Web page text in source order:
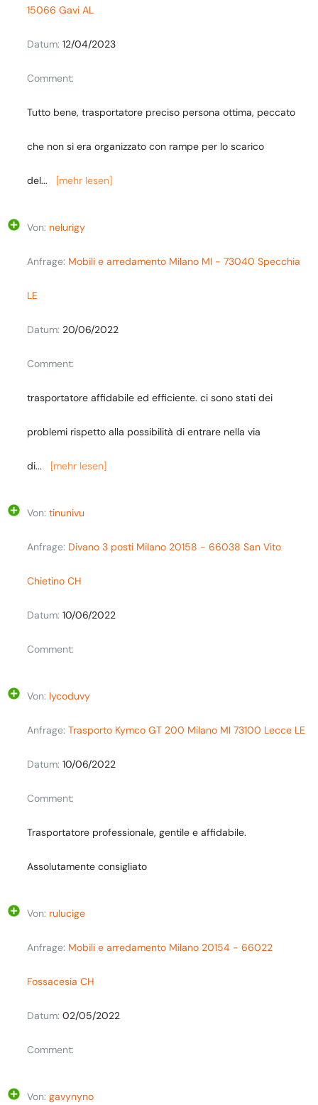
15066 Gavi AL
Datum: 12/04/2023
Comment:
Tutto bene, trasportatore preciso persona ottima, peccato
che non si era organizzato con rampe per lo scarico
del... [mehr lesen]
Von: nelurigy
Anfrage: Mobili e arredamento Milano MI - 73040 Specchia
LE
Datum: 20/06/2022
Comment:
trasportatore affidabile ed efficiente. ci sono stati dei
problemi rispetto alla possibilità di entrare nella via
di... [mehr lesen]
Von: tinunivu
Anfrage: Divano 3 posti Milano 20158 - 66038 San Vito
Chietino CH
Datum: 10/06/2022
Comment:
Von: lycoduvy
Anfrage: Trasporto Kymco GT 200 Milano MI 73100 Lecce LE
Datum: 10/06/2022
Comment:
Trasportatore professionale, gentile e affidabile.
Assolutamente consigliato
Von: rulucige
Anfrage: Mobili e arredamento Milano 20154 - 66022
Fossacesia CH
Datum: 02/05/2022
Comment:
Von: gavynyno